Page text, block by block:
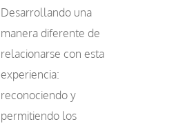
Desarrollando una
manera diferente de
relacionarse con esta
experiencia:
reconociendo y
permitiendo los